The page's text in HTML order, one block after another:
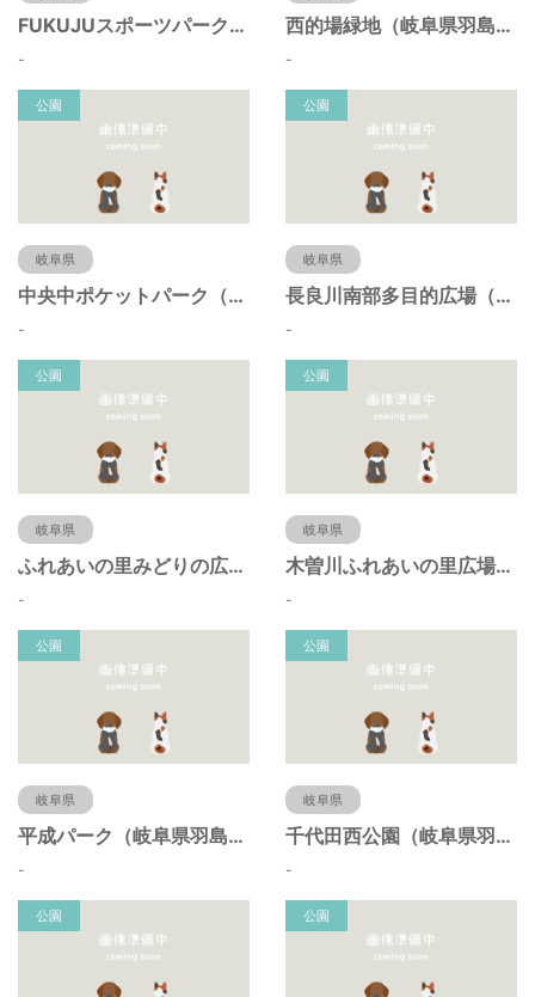
FUKUJUスポーツパーク（羽島市運動公園）（岐阜県羽島市）
-
西的場緑地（岐阜県羽島市）
-
公園
岐阜県
中央中ポケットパーク（岐阜県羽島市）
-
公園
岐阜県
長良川南部多目的広場（岐阜県羽島市）
-
公園
岐阜県
ふれあいの里みどりの広場（岐阜県羽島市）
-
公園
岐阜県
木曽川ふれあいの里広場（岐阜県羽島市）
-
公園
岐阜県
平成パーク（岐阜県羽島市）
-
公園
岐阜県
千代田西公園（岐阜県羽島市）
-
公園 公園